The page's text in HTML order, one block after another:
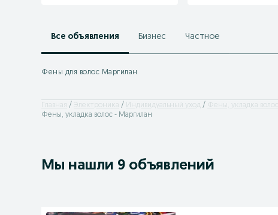
Все объявления Бизнес Частное
Фены для волос Маргилан
Главная Электроника Индивидуальный уход Фены, укладка волос
Фены, укладка волос - Маргилан
Мы нашли 9 объявлений